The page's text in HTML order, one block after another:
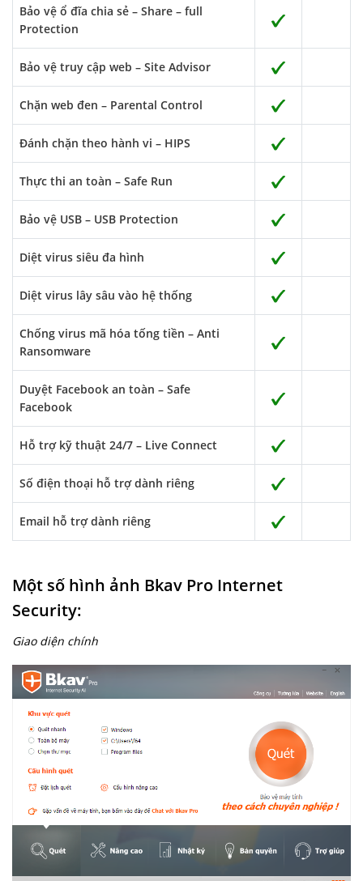
Bảo vệ ổ đĩa chia sẻ – Share – full
Protection
Bảo vệ truy cập web – Site Advisor
Chặn web đen – Parental Control
Đánh chặn theo hành vi – HIPS
Thực thi an toàn – Safe Run
Bảo vệ USB – USB Protection
Diệt virus siêu đa hình
Diệt virus lây sâu vào hệ thống
Chống virus mã hóa tống tiền – Anti
Ransomware
Duyệt Facebook an toàn – Safe
Facebook
Hỗ trợ kỹ thuật 24/7 – Live Connect
Số điện thoại hỗ trợ dành riêng
Email hỗ trợ dành riêng
Một số hình ảnh Bkav Pro Internet
Security:
Giao diện chính